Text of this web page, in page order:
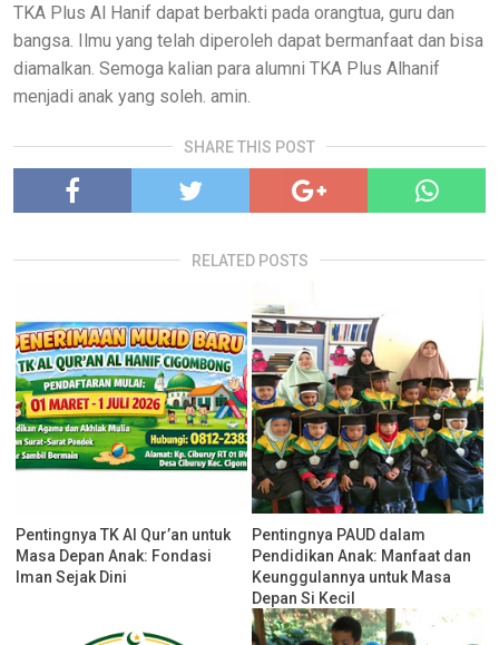
TKA Plus Al Hanif dapat berbakti pada orangtua, guru dan
bangsa. Ilmu yang telah diperoleh dapat bermanfaat dan bisa
diamalkan. Semoga kalian para alumni TKA Plus Alhanif
menjadi anak yang soleh. amin.
SHARE THIS POST
RELATED POSTS
Pentingnya TK Al Qur’an untuk
Masa Depan Anak: Fondasi
Iman Sejak Dini
Pentingnya PAUD dalam
Pendidikan Anak: Manfaat dan
Keunggulannya untuk Masa
Depan Si Kecil